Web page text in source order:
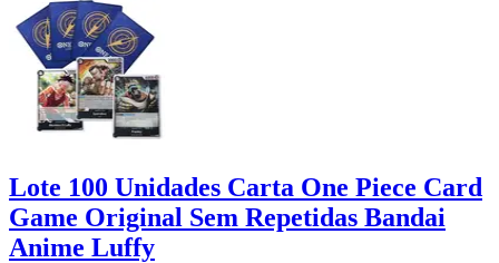
Lote 100 Unidades Carta One Piece Card
Game Original Sem Repetidas Bandai
Anime Luffy